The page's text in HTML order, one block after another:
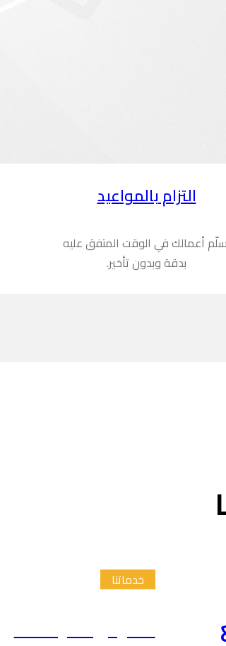
التزام بالمواعيد
أعمالك في الوقت المتفق عليه
بدقة وبدون تأخير.
خدماتنا
تلخيص الدراسات